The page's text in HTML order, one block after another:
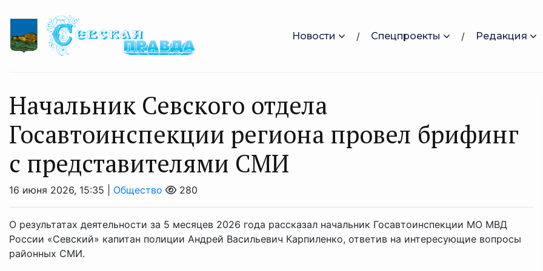
Новости Спецпроекты Редакция
Начальник Севского отдела
Госавтоинспекции региона провел брифинг
с представителями СМИ
16 июня 2026, 15:35 | Общество 280
О результатах деятельности за 5 месяцев 2026 года рассказал начальник Госавтоинспекции МО МВД
России «Севский» капитан полиции Андрей Васильевич Карпиленко, ответив на интересующие вопросы
районных СМИ.